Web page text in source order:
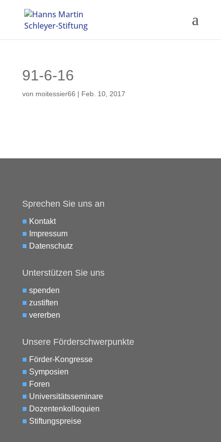
91-6-16
von moitessier66 | Feb. 10, 2017
Sprechen Sie uns an
■ Kontakt
■ Impressum
■ Datenschutz
Unterstützen Sie uns
■ spenden
■ zustiften
■ vererben
Unsere Förderschwerpunkte
■ Förder-Kongresse
■ Symposien
■ Foren
■ Universitätsseminare
■ Dozentenkolloquien
■ Stiftungspreise